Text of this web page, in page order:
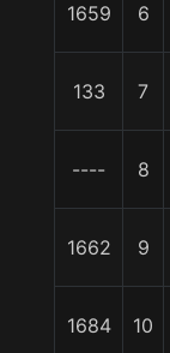
1659 6
133 7
---- 8
1662 9
1684 10